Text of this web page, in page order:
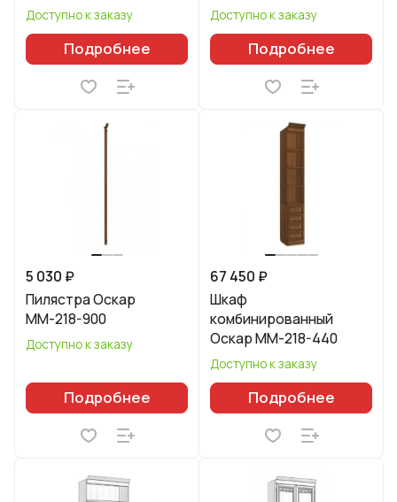
Доступно к заказу
Подробнее
Доступно к заказу
Подробнее
5 030 ₽
Пилястра Оскар
ММ-218-900
Доступно к заказу
Подробнее
67 450 ₽
Шкаф
комбинированный
Оскар ММ-218-440
Доступно к заказу
Подробнее